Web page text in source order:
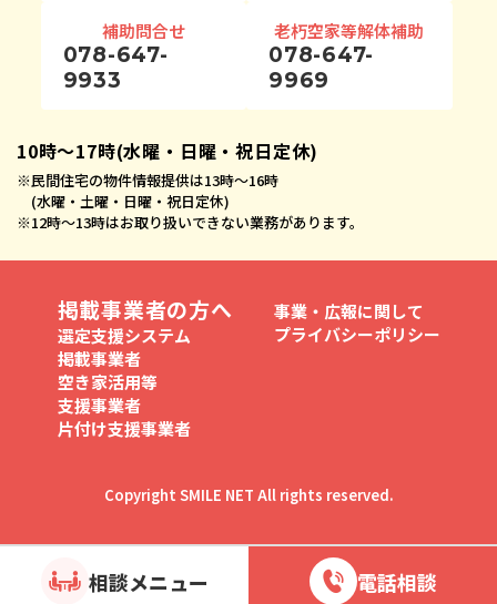
相談メニュー 電話相談
補助問合せ
078-647-
9933
老朽空家等解体補助
078-647-
9969
10時〜17時(水曜・日曜・祝日定休)
※民間住宅の物件情報提供は13時〜16時
(水曜・土曜・日曜・祝日定休)
※12時〜13時はお取り扱いできない業務があります。
掲載事業者の方へ
選定支援システム
掲載事業者
空き家活用等
支援事業者
片付け支援事業者
事業・広報に関して
プライバシーポリシー
Copyright SMILE NET All rights reserved.